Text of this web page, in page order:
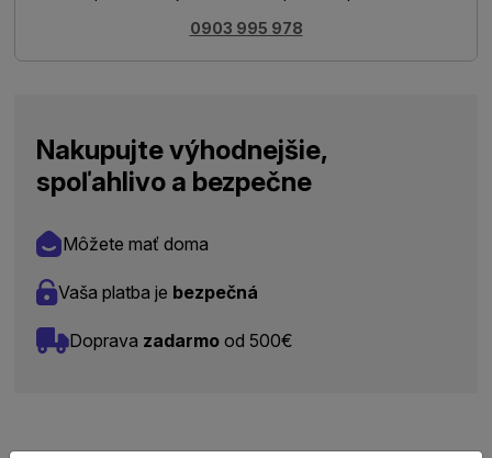
0903 995 978
Nakupujte výhodnejšie,
spoľahlivo a bezpečne
Môžete mať doma
Vaša platba je bezpečná
Doprava zadarmo od 500€